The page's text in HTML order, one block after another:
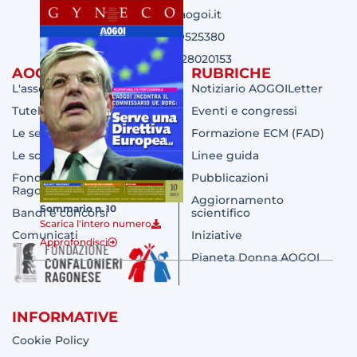
Sommario n. 10
Scarica l'intero numero
Approfondisci
aogoi@aogoi.it
Tel. 02 29525380
P. IVA 09228020153
AOGOI
L'associazione
Tutela Legale
Le sezioni regionali
Le società affiliate
Fondazione Confalonieri
Ragonese
Bandi e concorsi
Comunicati
RUBRICHE
Notiziario AOGOILetter
Eventi e congressi
Formazione ECM (FAD)
Linee guida
Pubblicazioni
Aggiornamento
scientifico
Iniziative
Pianeta Donna AOGOI
INFORMATIVE
Cookie Policy